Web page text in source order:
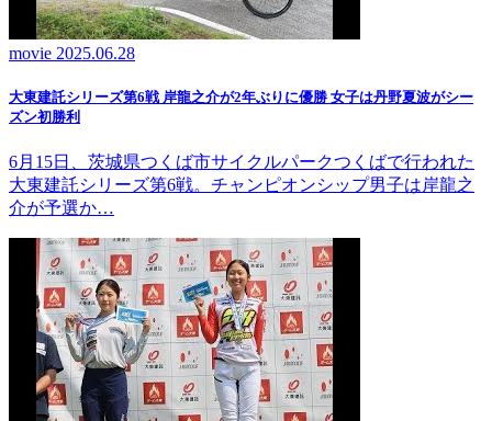
movie 2025.06.28
大東建託シリーズ第6戦 岸龍之介が2年ぶりに優勝 女子は丹野夏波がシー
ズン初勝利
6月15日、茨城県つくば市サイクルパークつくばで行われた
大東建託シリーズ第6戦。チャンピオンシップ男子は岸龍之
介が予選か…